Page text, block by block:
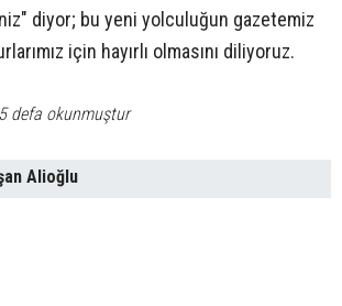
diyor; bu yeni yolculuğun gazetemiz
için hayırlı olmasını diliyoruz.
defa okunmuştur
Alioğlu